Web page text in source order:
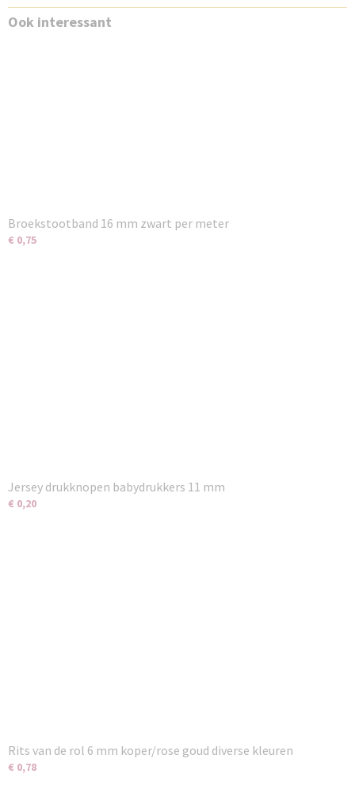
Ook interessant
Broekstootband 16 mm zwart per meter
€ 0,75
Jersey drukknopen babydrukkers 11 mm
€ 0,20
Rits van de rol 6 mm koper/rose goud diverse kleuren
€ 0,78